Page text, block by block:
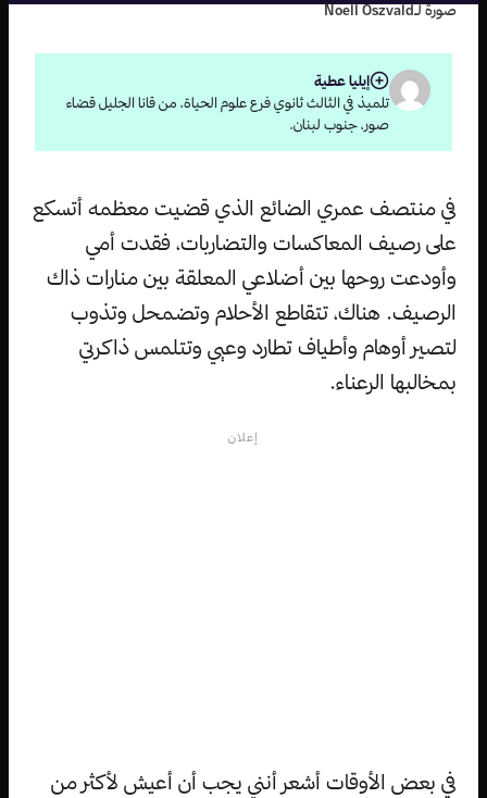
صورة لـNoell Oszvald
إيليا عطية
تلميذ في الثالث ثانوي فرع علوم الحياة، من قانا الجليل قضاء
صور، جنوب لبنان.
في منتصف عمري الضائع الذي قضيت معظمه أتسكع
على رصيف المعاكسات والتضاربات، فقدت أمي
وأودعت روحها بين أضلاعي المعلقة بين منارات ذاك
الرصيف. هناك، تتقاطع الأحلام وتضمحل وتذوب
لتصير أوهام وأطياف تطارد وعيي وتتلمس ذاكرتي
بمخالبها الرعناء.
إعلان
في بعض الأوقات أشعر أنني يجب أن أعيش لأكثر من